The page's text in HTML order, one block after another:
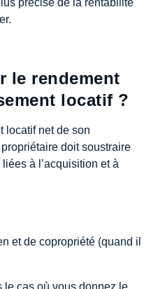
précise de la rentabilité
le rendement
locatif ?
locatif net de son
doit soustraire
à l’acquisition et à
et de copropriété (quand il
le cas où vous donnez le